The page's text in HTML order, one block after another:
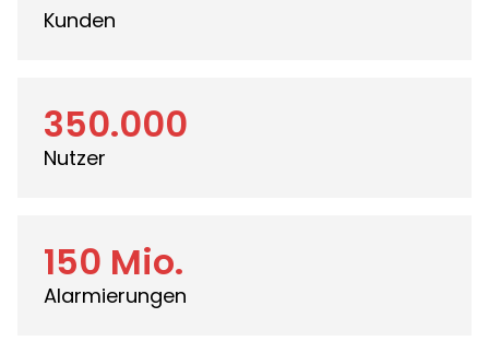
Kunden
350.000
Nutzer
150 Mio.
Alarmierungen